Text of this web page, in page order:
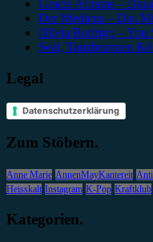
Gracie Abrams –
Der Medicus – Das
Olivia Rodrigo – You
Seal, Tanzbrunnen
Legal
Datenschutzerklärung
Zum Stöbern.
Anne Marie AnnenMayKantereit
Heisskalt Instagram K-Pop Kraftklub
Kategorien.